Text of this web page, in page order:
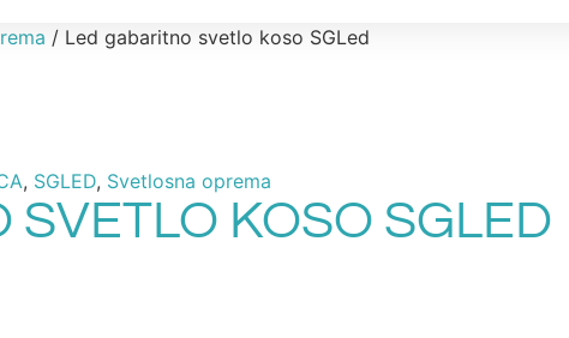
/ Led gabaritno svetlo koso SGLed
, SGLED, Svetlosna oprema
SVETLO KOSO SGLED